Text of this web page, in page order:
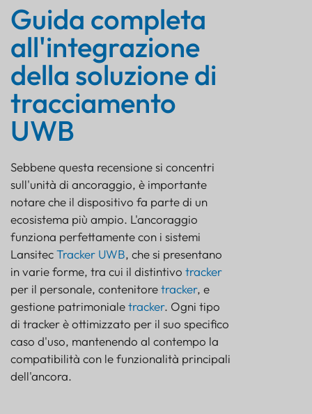
Guida completa
all'integrazione
della soluzione di
tracciamento
UWB
Sebbene questa recensione si concentri
sull'unità di ancoraggio, è importante
notare che il dispositivo fa parte di un
ecosistema più ampio. L'ancoraggio
funziona perfettamente con i sistemi
LansitecTracker UWB, che si presentano
in varie forme, tra cui il distintivo tracker
per il personale, contenitoretracker, e
gestione patrimonialetracker. Ogni tipo
di tracker è ottimizzato per il suo specifico
caso d'uso, mantenendo al contempo la
compatibilità con le funzionalità principali
dell'ancora.